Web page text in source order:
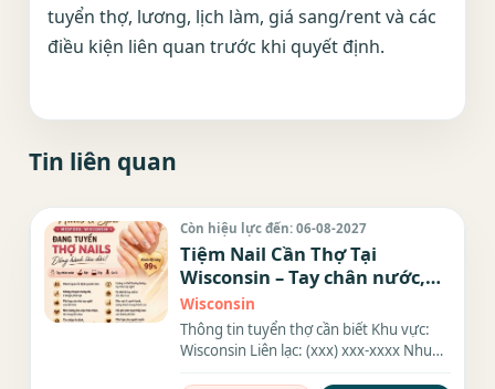
tuyển thợ, lương, lịch làm, giá sang/rent và các
điều kiện liên quan trước khi quyết định.
Tin liên quan
Còn hiệu lực đến: 06-08-2027
Tiệm Nail Cần Thợ Tại
Wisconsin – Tay chân nước,
Dip, Gel
Wisconsin
Thông tin tuyển thợ cần biết Khu vực:
Wisconsin Liên lạc: (xxx) xxx-xxxx Nhu